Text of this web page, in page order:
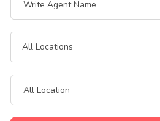
All Locations